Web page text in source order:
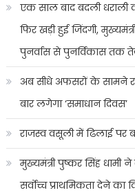
एक साल बाद बदली
फिर खड़ी हुई जिंदगी,
पुनर्वास से पुनर्विकास तक
अब सीधे अफसरों के सामने
बार लगेगा ‘समाधान दिवस’
राजस्व वसूली में ढिलाई पर
मुख्यमंत्री पुष्कर सिंह धामी
सर्वोच्च प्राथमिकता देने का